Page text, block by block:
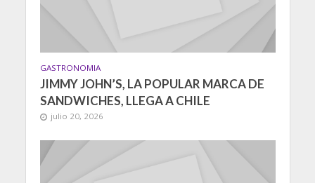
GASTRONOMIA
JIMMY JOHN’S, LA POPULAR MARCA DE
SANDWICHES, LLEGA A CHILE
julio 20, 2026